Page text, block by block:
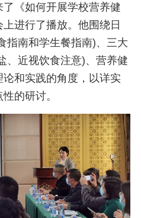
《如何开展学校营养健
进行了播放。他围绕日
指南和学生餐指南)、三大
、近视饮食注意)、营养健
和实践的角度，以详实
的研讨。